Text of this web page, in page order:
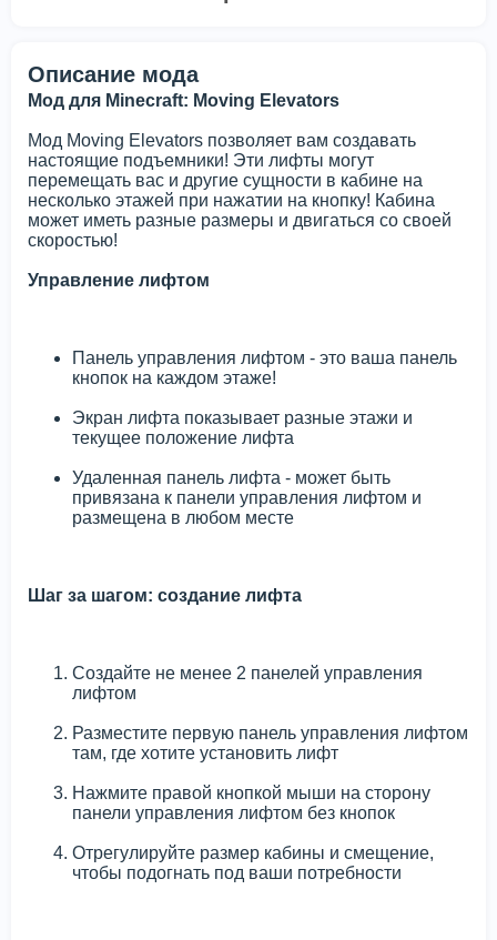
Описание мода
Мод для Minecraft: Moving Elevators
Мод Moving Elevators позволяет вам создавать
настоящие подъемники! Эти лифты могут
перемещать вас и другие сущности в кабине на
несколько этажей при нажатии на кнопку! Кабина
может иметь разные размеры и двигаться со своей
скоростью!
Управление лифтом
Панель управления лифтом - это ваша панель
кнопок на каждом этаже!
Экран лифта показывает разные этажи и
текущее положение лифта
Удаленная панель лифта - может быть
привязана к панели управления лифтом и
размещена в любом месте
Шаг за шагом: создание лифта
Создайте не менее 2 панелей управления
лифтом
Разместите первую панель управления лифтом
там, где хотите установить лифт
Нажмите правой кнопкой мыши на сторону
панели управления лифтом без кнопок
Отрегулируйте размер кабины и смещение,
чтобы подогнать под ваши потребности